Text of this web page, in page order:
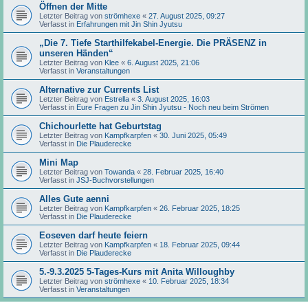
Öffnen der Mitte
Letzter Beitrag von strömhexe « 27. August 2025, 09:27
Verfasst in Erfahrungen mit Jin Shin Jyutsu
„Die 7. Tiefe Starthilfekabel-Energie. Die PRÄSENZ in
unseren Händen“
Letzter Beitrag von Klee « 6. August 2025, 21:06
Verfasst in Veranstaltungen
Alternative zur Currents List
Letzter Beitrag von Estrella « 3. August 2025, 16:03
Verfasst in Eure Fragen zu Jin Shin Jyutsu - Noch neu beim Strömen
Chichourlette hat Geburtstag
Letzter Beitrag von Kampfkarpfen « 30. Juni 2025, 05:49
Verfasst in Die Plauderecke
Mini Map
Letzter Beitrag von Towanda « 28. Februar 2025, 16:40
Verfasst in JSJ-Buchvorstellungen
Alles Gute aenni
Letzter Beitrag von Kampfkarpfen « 26. Februar 2025, 18:25
Verfasst in Die Plauderecke
Eoseven darf heute feiern
Letzter Beitrag von Kampfkarpfen « 18. Februar 2025, 09:44
Verfasst in Die Plauderecke
5.-9.3.2025 5-Tages-Kurs mit Anita Willoughby
Letzter Beitrag von strömhexe « 10. Februar 2025, 18:34
Verfasst in Veranstaltungen